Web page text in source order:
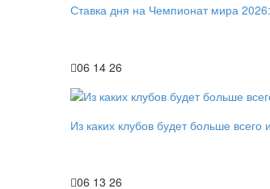
Ставка дня на Чемпионат мира
06 14 26
Из каких клубов будет больше
06 13 26